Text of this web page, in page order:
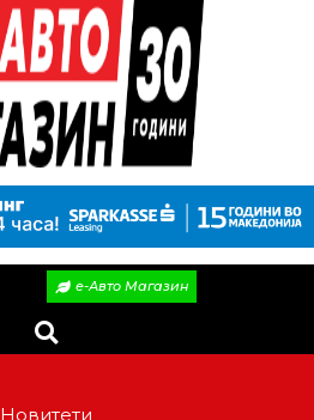
е-Авто Магазин
Новитети